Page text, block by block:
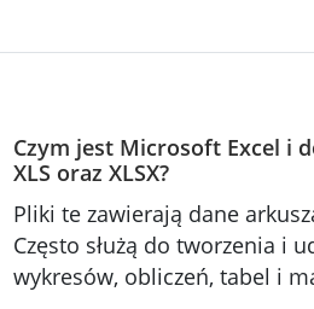
Czym jest Microsoft Excel i
XLS oraz XLSX?
Pliki te zawierają dane
Często służą do tworzenia i
wykresów, obliczeń, tabel i